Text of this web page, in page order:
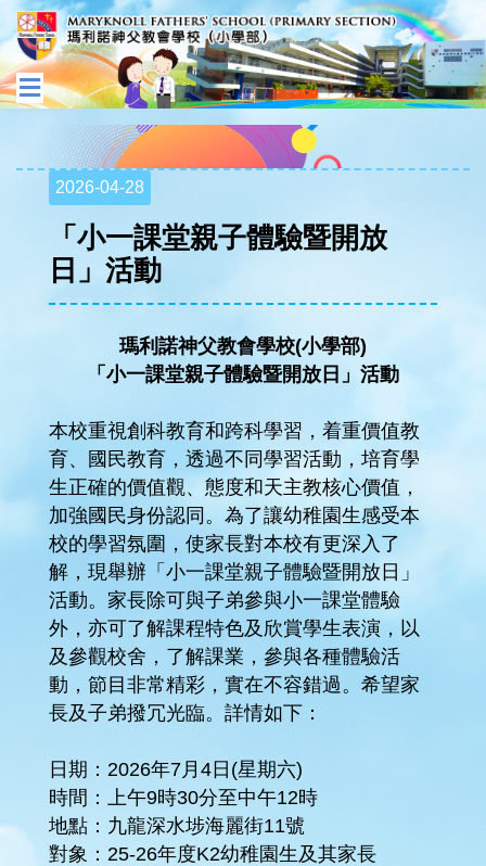
2026-04-28
「小一課堂親子體驗暨開放
日」活動
瑪利諾神父教會學校(小學部)
「小一課堂親子體驗暨開放日 」活動
本校重視創科教育和跨科學習，着重價值教
育、國民教育，透過不同學習活動，培育學
生正確的價值觀、態度和天主教核心價值，
加強國民身份認同。為了讓幼稚園生感受本
校的學習氛圍，使家長對本校有更深入了
解，現舉辦「小一課堂親子體驗暨開放日」
活動。家長除可與子弟參與小一課堂體驗
外，亦可了解課程特色及欣賞學生表演，以
及參觀校舍，了解課業，參與各種體驗活
動，節目非常精彩，實在不容錯過。希望家
長及子弟撥冗光臨。詳情如下：
日期：2026年7月4日(星期六)
時間：上午9時30分至中午12時
地點：九龍深水埗海麗街11號
對象：25-26年度K2幼稚園生及其家長